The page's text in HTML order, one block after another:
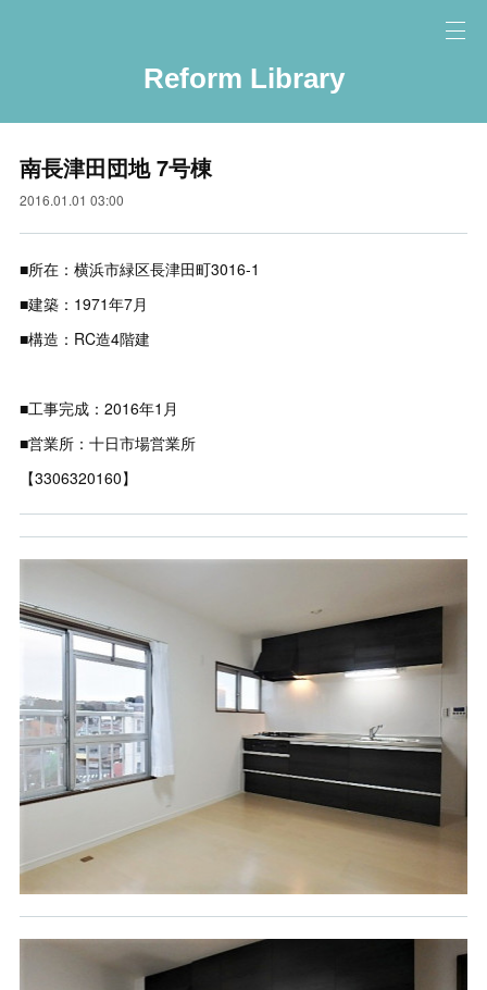
Reform Library
南長津田団地 7号棟
2016.01.01 03:00
■所在：横浜市緑区長津田町3016-1
■建築：1971年7月
■構造：RC造4階建
■工事完成：2016年1月
■営業所：十日市場営業所
【3306320160】